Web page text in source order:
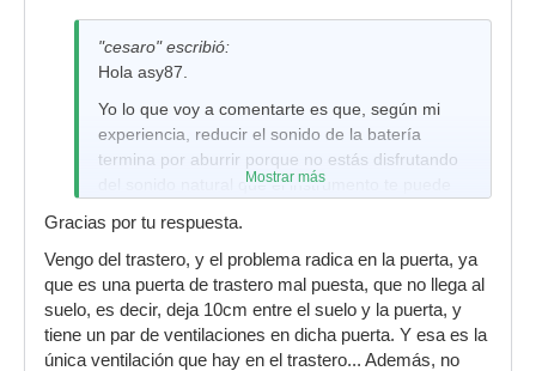
"cesaro" escribió:
Hola asy87.
Yo lo que voy a comentarte es que, según mi
experiencia, reducir el sonido de la batería
termina por aburrir porque no estás disfrutando
del sonido natural que el instrumento te puede
(platos, parches, por ejemplo), lo más seguro es
que al poco tiempo termines por odiar esos
sonidos y buscarás algo mejor.
En la medida de lo posible te animaría a aislar el
sonido en el trastero mismo... suerte!
Mostrar más
Gracias por tu respuesta.
Vengo del trastero, y el problema radica en la puerta, ya
que es una puerta de trastero mal puesta, que no llega al
suelo, es decir, deja 10cm entre el suelo y la puerta, y
tiene un par de ventilaciones en dicha puerta. Y esa es la
única ventilación que hay en el trastero... Además, no